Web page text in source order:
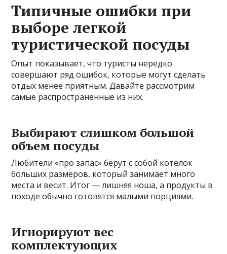
Типичные ошибки при
выборе легкой
туристической посуды
Опыт показывает, что туристы нередко
совершают ряд ошибок, которые могут сделать
отдых менее приятным. Давайте рассмотрим
самые распространенные из них.
Выбирают слишком большой
объем посуды
Любители «про запас» берут с собой котелок
больших размеров, который занимает много
места и весит. Итог — лишняя ноша, а продукты в
походе обычно готовятся малыми порциями.
Игнорируют вес
комплектующих